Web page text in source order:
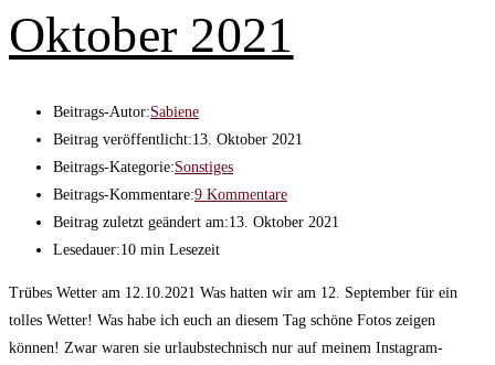
Oktober 2021
Beitrags-Autor:Sabiene
Beitrag veröffentlicht:13. Oktober 2021
Beitrags-Kategorie:Sonstiges
Beitrags-Kommentare:9 Kommentare
Beitrag zuletzt geändert am:13. Oktober 2021
Lesedauer:10 min Lesezeit
Trübes Wetter am 12.10.2021 Was hatten wir am 12. September für ein
tolles Wetter! Was habe ich euch an diesem Tag schöne Fotos zeigen
können! Zwar waren sie urlaubstechnisch nur auf meinem Instagram-